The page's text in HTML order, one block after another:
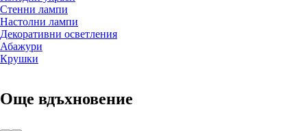
Стенни лампи
Настолни лампи
Декоративни осветления
Абажури
Крушки
Още вдъхновение